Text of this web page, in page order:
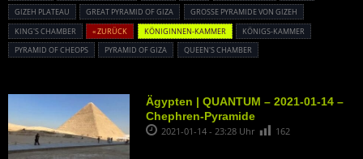
GIZEH PLATEAU
GREAT PYRAMID OF GIZA
GROSSE PYRAMIDE VON GIZEH
KING'S CHAMBER
« ZURÜCK KÖNIGINNEN-KAMMER
KÖNIGS-KAMMER
PYRAMID OF CHEOPS
PYRAMID OF GIZA QUEEN'S CHAMBER
Ägypten | QUANTUM – 2021-01-14 –
Chephren-Pyramide
2021-01-14 - 23:28 Uhr 162